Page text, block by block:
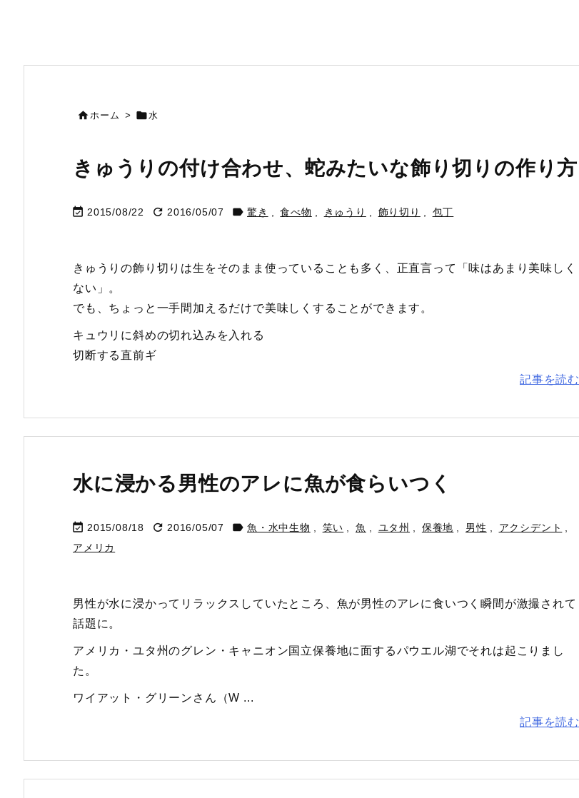
ホーム > 水
きゅうりの付け合わせ、蛇みたいな飾り切りの作り方
 2015/08/22  2016/05/07  驚き 食べ物 きゅうり 飾り切り 包丁
きゅうりの飾り切りは生をそのまま使っていることも多く、正直言って「味はあまり美味しく
ない」。
でも、ちょっと一手間加えるだけで美味しくすることができます。
キュウリに斜めの切れ込みを入れる
切断する直前ギ
記事を読む
水に浸かる男性のアレに魚が食らいつく
 2015/08/18  2016/05/07  魚・水中生物 笑い 魚 ユタ州 保養地 男性 アクシデント
アメリカ
男性が水に浸かってリラックスしていたところ、魚が男性のアレに食いつく瞬間が激撮されて
話題に。
アメリカ・ユタ州のグレン・キャニオン国立保養地に面するパウエル湖でそれは起こりまし
た。
ワイアット・グリーンさん（W ...
記事を読む